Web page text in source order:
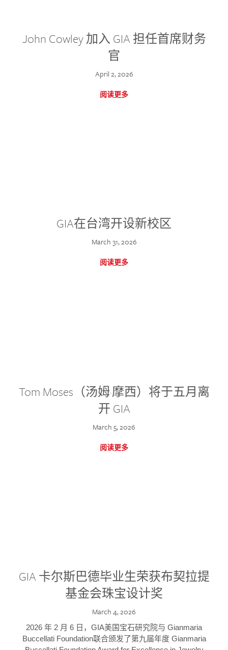
John Cowley 加入 GIA 担任首席财务
官
April 2, 2026
阅读更多
GIA在台湾开设新校区
March 31, 2026
阅读更多
Tom Moses（汤姆·摩西）将于五月离
开 GIA
March 5, 2026
阅读更多
GIA 卡尔斯巴德毕业生荣获布契拉提
基金会珠宝设计奖
March 4, 2026
2026 年 2 月 6 日，GIA美国宝石研究院与 Gianmaria
Buccellati Foundation联合颁发了第九届年度 Gianmaria